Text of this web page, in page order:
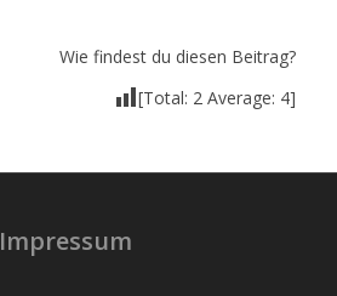
Wie findest du diesen Beitrag?
[Total: 2 Average: 4]
Impressum